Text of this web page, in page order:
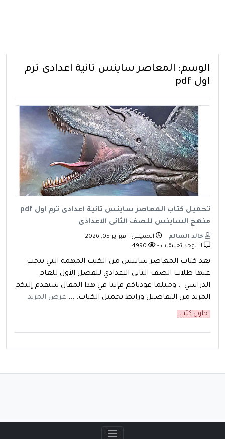
الوسم: المعاصر ساينس تانية اعدادى ترم
اول pdf
تحميل كتاب المعاصر ساينس تانية اعدادى ترم اول pdf
منهج الساينس للصف الثانى الاعدادى
خالد السالم
الخميس - فبراير 05, 2026
لا توجد تعليقات -
يعد كتاب المعاصر ساينس من الكتب المهمة التي يبحث
عنها طلاب الصف الثاني الاعدادي للفصل الأول للعام
الدراسي ، ومثلما عودناكم فإننا في هذا المقال سنقدم إليكم
المزيد من التفاصيل ورابط تحميل الكتاب. ... عرض المزيد
حلول كتب